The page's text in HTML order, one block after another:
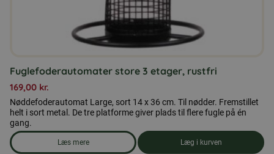
Fuglefoderautomater store 3 etager, rustfri
169,00 kr.
Nøddefoderautomat Large, sort 14 x 36 cm. Til nødder. Fremstillet
helt i sort metal. De tre platforme giver plads til flere fugle på én
gang.
Læs mere
om produkten Fuglefoderautomater store 3 etager, rustfri
Læg i kurven